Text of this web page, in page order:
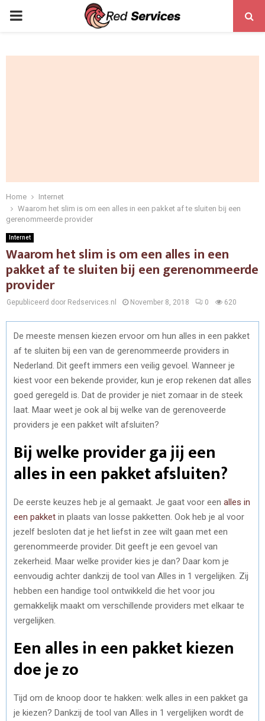
PRIMARY
Home
Internet
Waarom het slim is om een alles in een pakket af te sluiten bij een
gerenommeerde provider
Internet
Waarom het slim is om een alles in een
pakket af te sluiten bij een gerenommeerde
provider
Gepubliceerd door Redservices.nl November 8, 2018 0 620
De meeste mensen kiezen ervoor om hun alles in een pakket
af te sluiten bij een van de gerenommeerde providers in
Nederland. Dit geeft immers een veilig gevoel. Wanneer je
kiest voor een bekende provider, kun je erop rekenen dat alles
goed geregeld is. Dat de provider je niet zomaar in de steek
laat. Maar weet je ook al bij welke van de gerenoveerde
providers je een pakket wilt afsluiten?
Bij welke provider ga jij een
alles in een pakket afsluiten?
De eerste keuzes heb je al gemaakt. Je gaat voor een alles in
een pakket in plaats van losse pakketten. Ook heb je al voor
jezelf besloten dat je het liefst in zee wilt gaan met een
gerenommeerde provider. Dit geeft je een gevoel van
zekerheid. Maar welke provider kies je dan? Daar kom je
eenvoudig achter dankzij de tool van Alles in 1 vergelijken. Zij
hebben een handige tool ontwikkeld die het voor jou
gemakkelijk maakt om verschillende providers met elkaar te
vergelijken.
Een alles in een pakket kiezen
doe je zo
Tijd om de knoop door te hakken: welk alles in een pakket ga
je kiezen? Dankzij de tool van Alles in 1 vergelijken wordt de